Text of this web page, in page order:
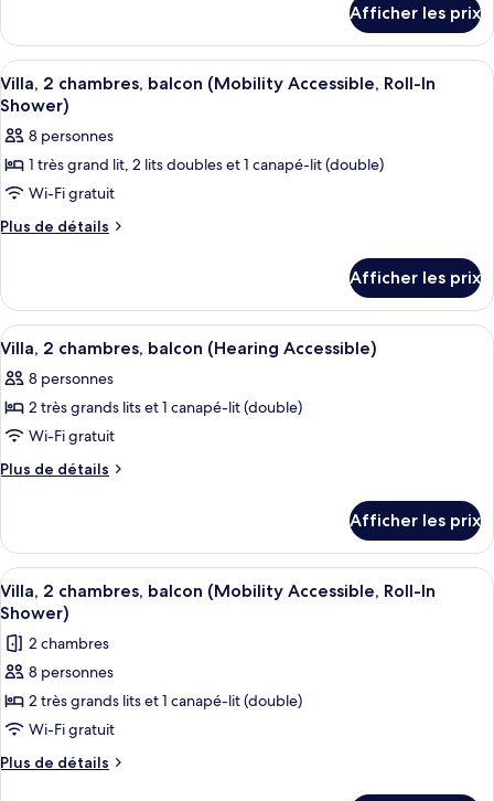
chambre :
Villa,
2
chambres,
balcon
(Hearing
Accessible)
Villa,
chambres,
balcon
(Hearing
Accessible)
Afficher les prix
Afficher
toutes
photos
pour
ce
type
Villa,
2
chambres,
balcon
(Mobility
Accessible,
Roll-
In
Une cuisine avec des armoires en
11
Villa, 2 chambres, balcon (Mobility Accessible, Roll-In
Shower)
8 personnes
1 très grand lit, 2 lits doubles et 1 canapé-lit (double)
Wi-Fi gratuit
Plus de détails
Plus
Villa,
chambres,
(Mobility
Accessible,
In
Shower)
Afficher les prix
Afficher
toutes
les
photos
pour
ce
chambre :
Villa,
2
chambres,
balcon
(Hearing
Accessible)
Une cuisine moderne dotée
12
Villa, 2 chambres, balcon (Hearing Accessible)
8 personnes
2 très grands lits et 1 canapé-lit (double)
Wi-Fi gratuit
Plus de détails
Plus
Villa,
chambres,
balcon
(Hearing
Accessible)
Afficher les prix
Afficher
toutes
les
photos
pour
ce
type
de
Une cuisine moderne dotée
12
Villa, 2 chambres, balcon (Mobility Accessible, Roll-In
Shower)
2 chambres
8 personnes
2 très grands lits et 1 canapé-lit (double)
Wi-Fi gratuit
Plus de détails
Plus